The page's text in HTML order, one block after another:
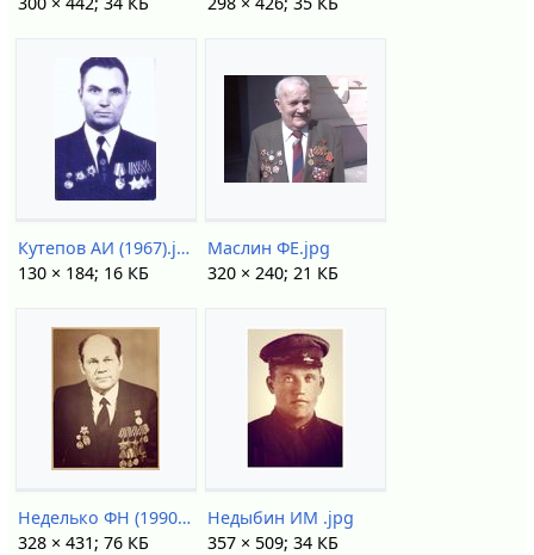
Кутепов АИ (1967).jpg
130 × 184; 16 КБ
Маслин ФЕ.jpg
320 × 240; 21 КБ
Неделько ФН (1990-е).jpg
328 × 431; 76 КБ
Недыбин ИМ .jpg
357 × 509; 34 КБ